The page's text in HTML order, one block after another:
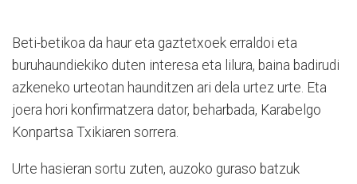
Beti-betikoa da haur eta gaztetxoek erraldoi eta
buruhaundiekiko duten interesa eta lilura, baina badirudi
azkeneko urteotan haunditzen ari dela urtez urte. Eta
joera hori konfirmatze­ra dator, beharbada, Karabelgo
Konpartsa Txikiaren sorrera.
Urte hasieran sortu zuten, auzoko guraso batzuk